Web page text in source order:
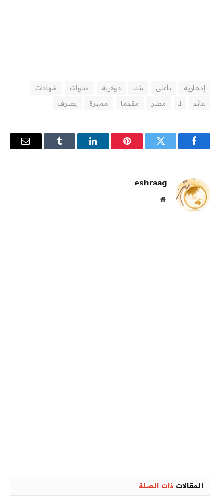
إدخارية بأعلى بنك دولارية سنوات
شهادات
عائد
لـ مصر مقدما مميزة يصرف
فيسبوك تويتر بينتيريستلينكدإن Tumblr
البريد
eshraag
موقع
المقالات ذات الصلة